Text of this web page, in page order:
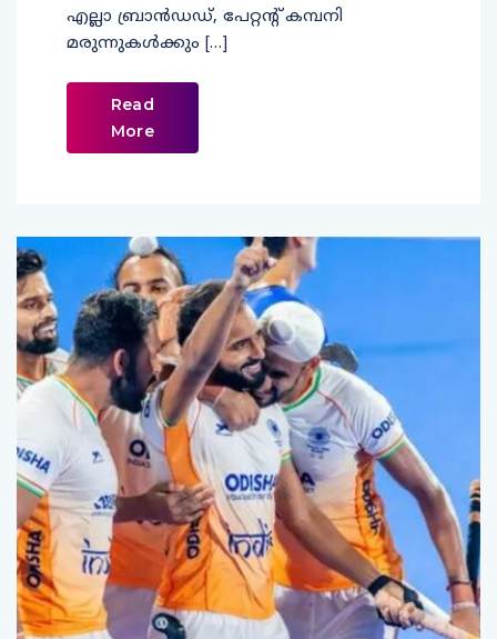
എല്ലാ ബ്രാൻഡഡ്, പേറ്റന്റ് കമ്പനി
മരുന്നുകൾക്കും […]
Read
More